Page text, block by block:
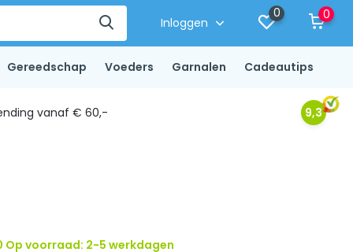
Inloggen
0 0
Gereedschap Voeders Garnalen Cadeautips
vanaf € 60,- 9,3
Op voorraad: 2-5 werkdagen